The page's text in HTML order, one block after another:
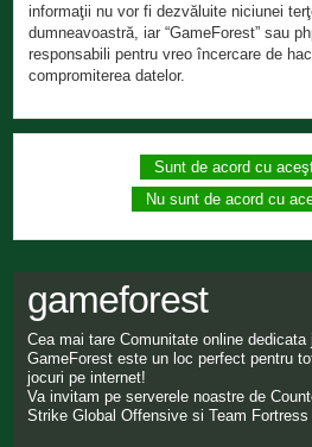
informaţii nu vor fi dezvăluite niciunei
dumneavoastră, iar “GameForest” sau
responsabili pentru vreo încercare de
compromiterea datelor.
gameforest
Cea mai tare Comunitate online dedicata
GameForest este un loc perfect pentru
jocuri pe internet!
Va invitam pe serverele noastre de
Strike Global Offensive si Team Fortress